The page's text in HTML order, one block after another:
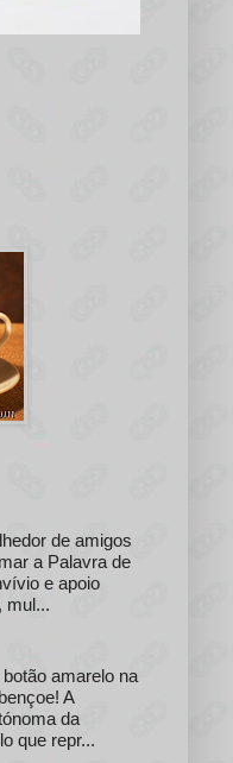
de amigos
a Palavra de
e apoio
mul...
amarelo na
A
da
que repr...